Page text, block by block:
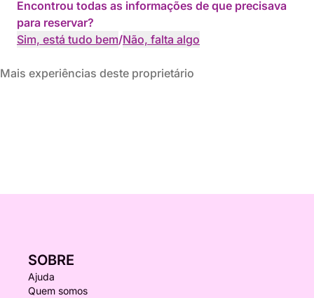
Encontrou todas as informações de que precisava
para reservar?
Sim, está tudo bem/Não, falta algo
Mais experiências deste proprietário
SOBRE
Ajuda
Quem somos